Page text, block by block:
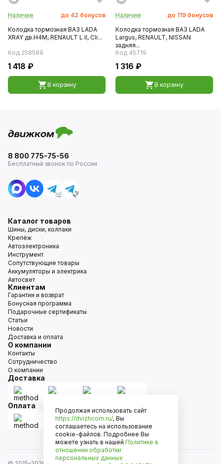
Наличие до 42 бонусов
Колодка тормозная ВАЗ LADA
XRAY дв.H4M, RENAULT L II, Cli...
Код 258589
1 418 ₽
В корзину
Наличие до 119 бонусов
Колодка тормозная ВАЗ LADA
Largus, RENAULT, NISSAN
задняя...
Код 45719
1 316 ₽
В корзину
8 800 775-75-56
Бесплатный звонок по России
Каталог товаров
Шины, диски, колпаки
Крепёж
Автоэлектроника
Инструмент
Сопутствующие товары
Аккумуляторы и электрика
Автосвет
Клиентам
Гарантии и возврат
Бонусная программа
Подарочные сертификаты
Статьи
Новости
Доставка и оплата
О компании
Контакты
Сотрудничество
О компании
Доставка
Оплата
Продолжая использовать сайт
https://dvizhcom.ru/, Вы
соглашаетесь на использование
cookie-файлов. Подробнее Вы
можете узнать в нашей Политике в
отношении обработки
персональных данных